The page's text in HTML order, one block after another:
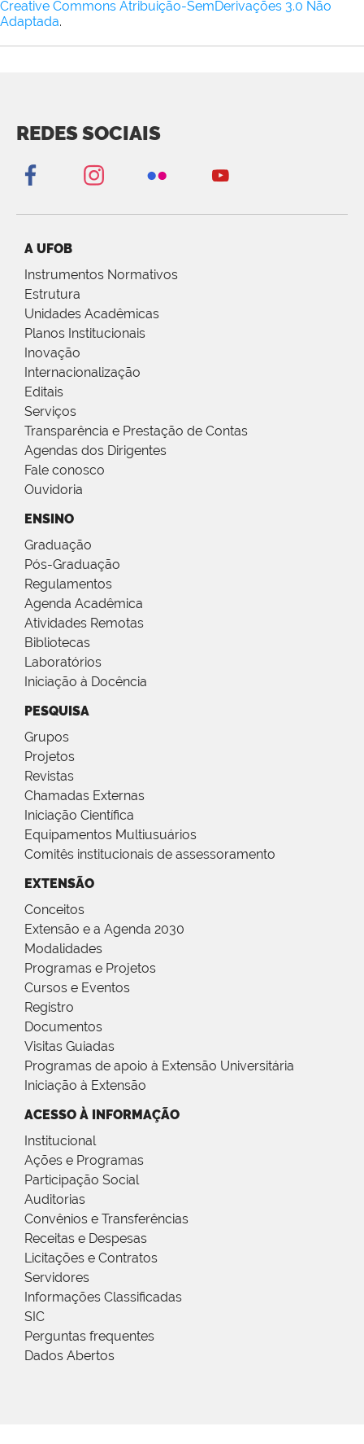
Creative Commons Atribuição-SemDerivações 3.0 Não
Adaptada.
REDES SOCIAIS
A UFOB
Instrumentos Normativos
Estrutura
Unidades Acadêmicas
Planos Institucionais
Inovação
Internacionalização
Editais
Serviços
Transparência e Prestação de Contas
Agendas dos Dirigentes
Fale conosco
Ouvidoria
ENSINO
Graduação
Pós-Graduação
Regulamentos
Agenda Acadêmica
Atividades Remotas
Bibliotecas
Laboratórios
Iniciação à Docência
PESQUISA
Grupos
Projetos
Revistas
Chamadas Externas
Iniciação Científica
Equipamentos Multiusuários
Comitês institucionais de assessoramento
EXTENSÃO
Conceitos
Extensão e a Agenda 2030
Modalidades
Programas e Projetos
Cursos e Eventos
Registro
Documentos
Visitas Guiadas
Programas de apoio à Extensão Universitária
Iniciação à Extensão
ACESSO À INFORMAÇÃO
Institucional
Ações e Programas
Participação Social
Auditorias
Convênios e Transferências
Receitas e Despesas
Licitações e Contratos
Servidores
Informações Classificadas
SIC
Perguntas frequentes
Dados Abertos